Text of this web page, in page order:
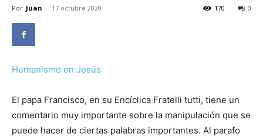
Por Juan - 17 octubre 2020 0
170
Humanismo en Jesús
El papa Francisco, en su Encíclica Fratelli tutti, tiene un
comentario muy importante sobre la manipulación que se
puede hacer de ciertas palabras importantes. Al parafo